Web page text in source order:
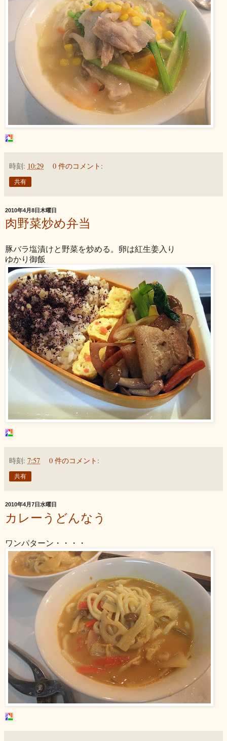
時刻: 10:29 0 件のコメント:
共有
2010年4月8日木曜日
肉野菜炒め弁当
豚バラ塩漬けと野菜を炒める。卵は紅生姜入り
ゆかり御飯
時刻: 7:57 0 件のコメント:
共有
2010年4月7日水曜日
カレーうどんなう
ワンパターン・・・・